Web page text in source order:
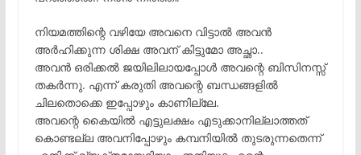
നിയമത്തിന്റെ വഴിയേ അവനെ വിട്ടാൽ അവൻ
അർഹിക്കുന്ന ശിക്ഷ അവന് കിട്ടുമോ അച്ഛാ..
അവൻ ഒരിക്കൽ ജയിലിലായപ്പോൾ അവന്റെ ബിസിനസ്സ്
തകർന്നു. എന്ന് കരുതി അവന്റെ ബന്ധങ്ങളിൽ
ചിലതൊക്കെ ഇപ്പോഴും കാണില്ലേ.
അവന്റെ കൈയിൽ എട്ടുലക്ഷം എടുക്കാനില്ലാത്തത്
കൊണ്ടല്ല അവനിപ്പോഴും കമ്പനിയിൽ തുടരുന്നതെന്ന്